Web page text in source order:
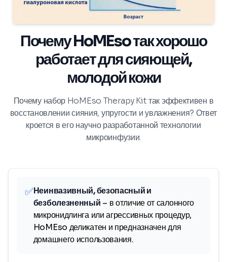
Почему HoMEso так хорошо
работает для сияющей,
молодой кожи
Почему набор HoMEso Therapy Kit так эффективен в
восстановлении сияния, упругости и увлажнения? Ответ
кроется в его научно разработанной технологии
микроинфузии.
✅Неинвазивный, безопасный и
безболезненный – в отличие от салонного
микронидлинга или агрессивных процедур,
HoMEso деликатен и предназначен для
домашнего использования.